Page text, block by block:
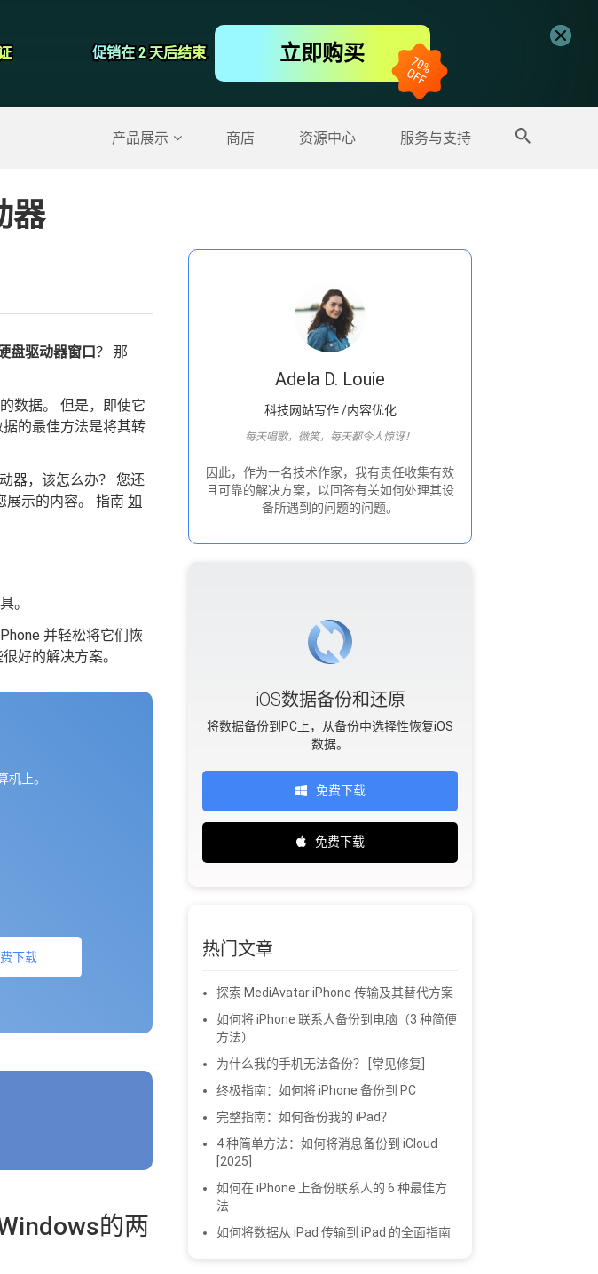
促销在 2 天后结束
促销在 2 天后结束 立即购买
产品展示 商店 资源中心 服务与支持
屏幕录影大师
更多产品
器
盘驱动器窗口？ 那
数据。 但是，即使它
的最佳方法是将其转
器，该怎么办？ 您还
展示的内容。 指南 如
。
并轻松将它们恢
好的解决方案。
机上。
下载
的两
Adela D. Louie
科技网站写作 /内容优化
每天唱歌，微笑，每天都令人惊讶！
因此，作为一名技术作家，我有责任收集有效
且可靠的解决方案，以回答有关如何处理其设
备所遇到的问题的问题。
iOS数据备份和还原
将数据备份到PC上，从备份中选择性恢复iOS
数据。
免费下载
免费下载
热门文章
探索 MediAvatar iPhone 传输及其替代方案
如何将 iPhone 联系人备份到电脑（3 种简便
方法）
为什么我的手机无法备份？ [常见修复]
终极指南：如何将 iPhone 备份到 PC
完整指南：如何备份我的 iPad？
4 种简单方法：如何将消息备份到 iCloud
[2025]
如何在 iPhone 上备份联系人的 6 种最佳方
法
如何将数据从 iPad 传输到 iPad 的全面指南